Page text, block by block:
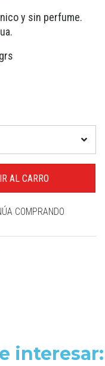
y sin perfume.
COMPRANDO
interesar: